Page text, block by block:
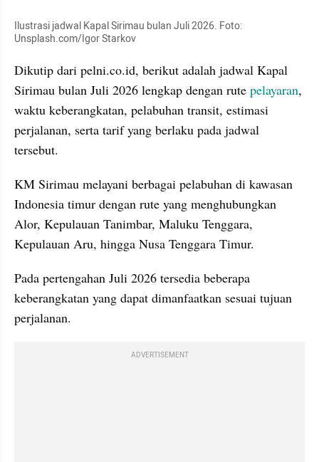
Ilustrasi jadwal Kapal Sirimau bulan Juli 2026. Foto:
Unsplash.com/Igor Starkov
Dikutip dari pelni.co.id, berikut adalah jadwal Kapal
Sirimau bulan Juli 2026 lengkap dengan rute pelayaran,
waktu keberangkatan, pelabuhan transit, estimasi
perjalanan, serta tarif yang berlaku pada jadwal
tersebut.
KM Sirimau melayani berbagai pelabuhan di kawasan
Indonesia timur dengan rute yang menghubungkan
Alor, Kepulauan Tanimbar, Maluku Tenggara,
Kepulauan Aru, hingga Nusa Tenggara Timur.
Pada pertengahan Juli 2026 tersedia beberapa
keberangkatan yang dapat dimanfaatkan sesuai tujuan
perjalanan.
ADVERTISEMENT